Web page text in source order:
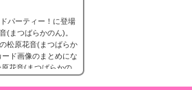
パーティー！に登場
(まつばらかのん)。
松原花音(まつばらか
ド画像のまとめにな
花音(まつばらかの